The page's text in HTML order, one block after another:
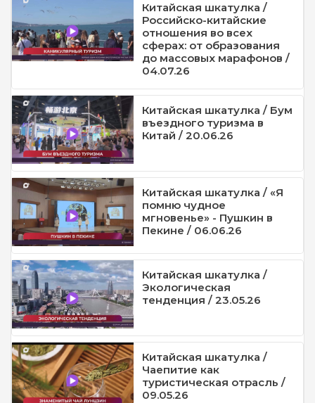
Китайская шкатулка /
Российско-китайские
отношения во всех
сферах: от образования
до массовых марафонов /
04.07.26
Китайская шкатулка / Бум
въездного туризма в
Китай / 20.06.26
Китайская шкатулка / «Я
помню чудное
мгновенье» - Пушкин в
Пекине / 06.06.26
Китайская шкатулка /
Экологическая
тенденция / 23.05.26
Китайская шкатулка /
Чаепитие как
туристическая отрасль /
09.05.26